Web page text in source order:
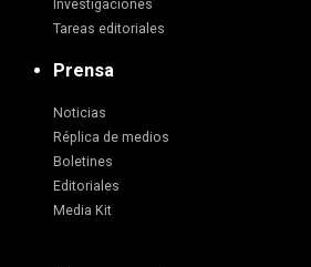
Investigaciones
Tareas editoriales
Prensa
Noticias
Réplica de medios
Boletines
Editoriales
Media Kit